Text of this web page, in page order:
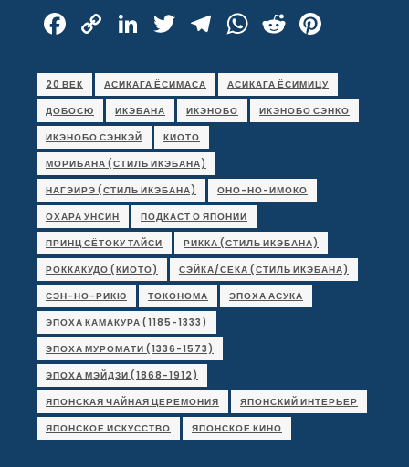
Facebook
CopyLinkedIn
Twitter
Telegram
WhatsApp
Reddit
20 ВЕК АСИКАГА ЁСИМАСА
АСИКАГА ЁСИМИЦУ
ДОБОСЮ
ИКЭБАНА ИКЭНОБО
ИКЭНОБО СЭНКО
ИКЭНОБО СЭНКЭЙ
КИОТО
МОРИБАНА (СТИЛЬ ИКЭБАНА)
НАГЭИРЭ (СТИЛЬ ИКЭБАНА)
ОНО-НО-ИМОКО
ОХАРА УНСИН
ПОДКАСТ О ЯПОНИИ
ПРИНЦ СЁТОКУ ТАЙСИ
РИККА (СТИЛЬ ИКЭБАНА)
РОККАКУДО (КИОТО)
СЭЙКА/СЁКА (СТИЛЬ ИКЭБАНА)
СЭН-НО-РИКЮ
ТОКОНОМА
ЭПОХА АСУКА
ЭПОХА КАМАКУРА (1185-1333)
ЭПОХА МУРОМАТИ (1336-1573)
ЭПОХА МЭЙДЗИ (1868-1912)
ЯПОНСКАЯ ЧАЙНАЯ ЦЕРЕМОНИЯ
ЯПОНСКИЙ ИНТЕРЬЕР
ЯПОНСКОЕ ИСКУССТВО
ЯПОНСКОЕ КИНО